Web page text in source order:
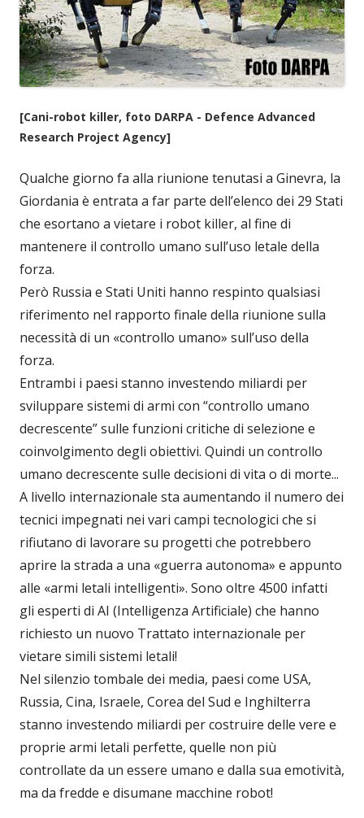
[Cani-robot killer, foto DARPA - Defence Advanced
Research Project Agency]
Qualche giorno fa alla riunione tenutasi a Ginevra, la
Giordania è entrata a far parte dell’elenco dei 29 Stati
che esortano a vietare i robot killer, al fine di
mantenere il controllo umano sull’uso letale della
forza.
Però Russia e Stati Uniti hanno respinto qualsiasi
riferimento nel rapporto finale della riunione sulla
necessità di un «controllo umano» sull’uso della
forza.
Entrambi i paesi stanno investendo miliardi per
sviluppare sistemi di armi con “controllo umano
decrescente” sulle funzioni critiche di selezione e
coinvolgimento degli obiettivi. Quindi un controllo
umano decrescente sulle decisioni di vita o di morte...
A livello internazionale sta aumentando il numero dei
tecnici impegnati nei vari campi tecnologici che si
rifiutano di lavorare su progetti che potrebbero
aprire la strada a una «guerra autonoma» e appunto
alle «armi letali intelligenti». Sono oltre 4500 infatti
gli esperti di AI (Intelligenza Artificiale) che hanno
richiesto un nuovo Trattato internazionale per
vietare simili sistemi letali!
Nel silenzio tombale dei media, paesi come USA,
Russia, Cina, Israele, Corea del Sud e Inghilterra
stanno investendo miliardi per costruire delle vere e
proprie armi letali perfette, quelle non più
controllate da un essere umano e dalla sua emotività,
ma da fredde e disumane macchine robot!